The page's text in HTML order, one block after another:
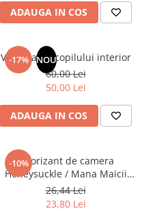
ADAUGA IN COS
-17% NOU
Vindecarea copilului interior
60,00 Lei
50,00 Lei
ADAUGA IN COS
-10%
Odorizant de camera
Honeysuckle / Mana Maicii
Domnului - 120 ml
26,44 Lei
23,80 Lei